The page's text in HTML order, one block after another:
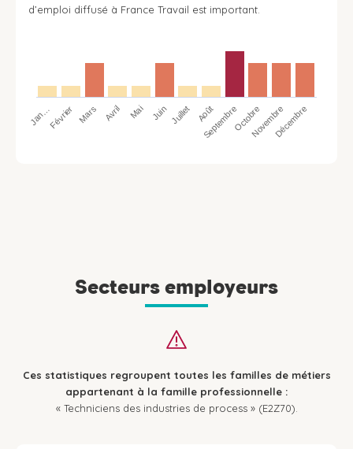
d’emploi diffusé à France Travail est important.
Jan…Février Mars Avril Mai Juin Juillet Août
SeptembreOctobreNovembreDécembre
Secteurs employeurs
Ces statistiques regroupent toutes les familles de métiers
appartenant à la famille professionnelle :
« Techniciens des industries de process » (E2Z70).